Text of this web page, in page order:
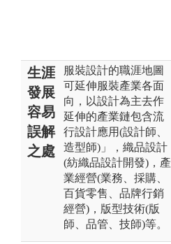
生涯
發展
容易
誤解
之處
服裝設計的職涯地圖
可延伸服裝產業各面
向，以設計為主去作
延伸的產業鏈包含流
行設計應用(設計師、
造型師)」，織品設計
(紡織品設計開發)，產
業經營(業務、採購、
百貨零售、品牌行銷
經營)，版型技術(版
師、品管、技師)等。